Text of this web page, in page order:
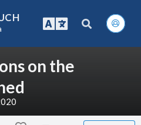
on the